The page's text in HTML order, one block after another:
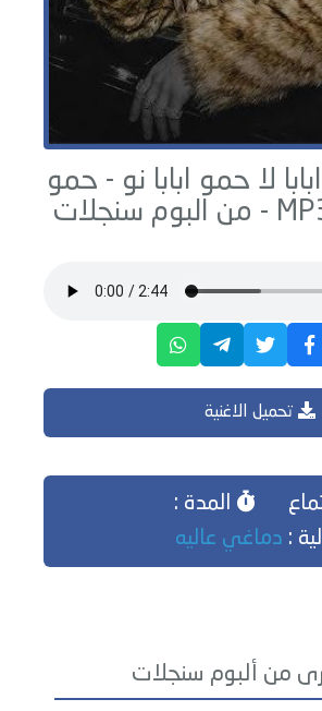
لا حمو ابابا نو - حمو
سنجلات
تحميل الاغنية
المدة :
: دماغي عاليه
من ألبوم سنجلات